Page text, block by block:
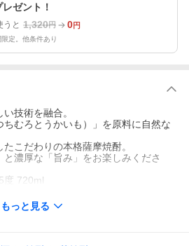
ゼント！
うと 1,320円 0円
定。他条件あり
技術を融合。
むろとうかいも）」を原料に自然な
こだわりの本格薩摩焼酎。
濃厚な「旨み」をお楽しみくださ
度 720ml
もっと見る